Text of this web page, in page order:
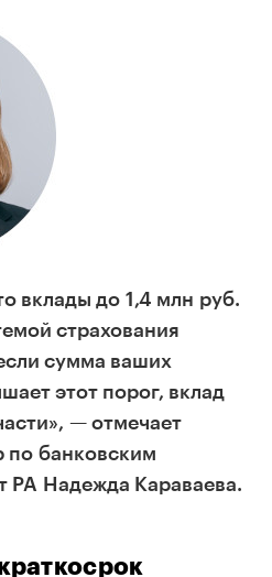
вклады до 1,4 млн руб.
страхования
сумма ваших
этот порог, вклад
— отмечает
по банковским
РА Надежда Караваева.